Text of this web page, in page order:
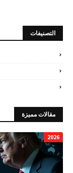
التصنيفات
مقالات مميزة
2026